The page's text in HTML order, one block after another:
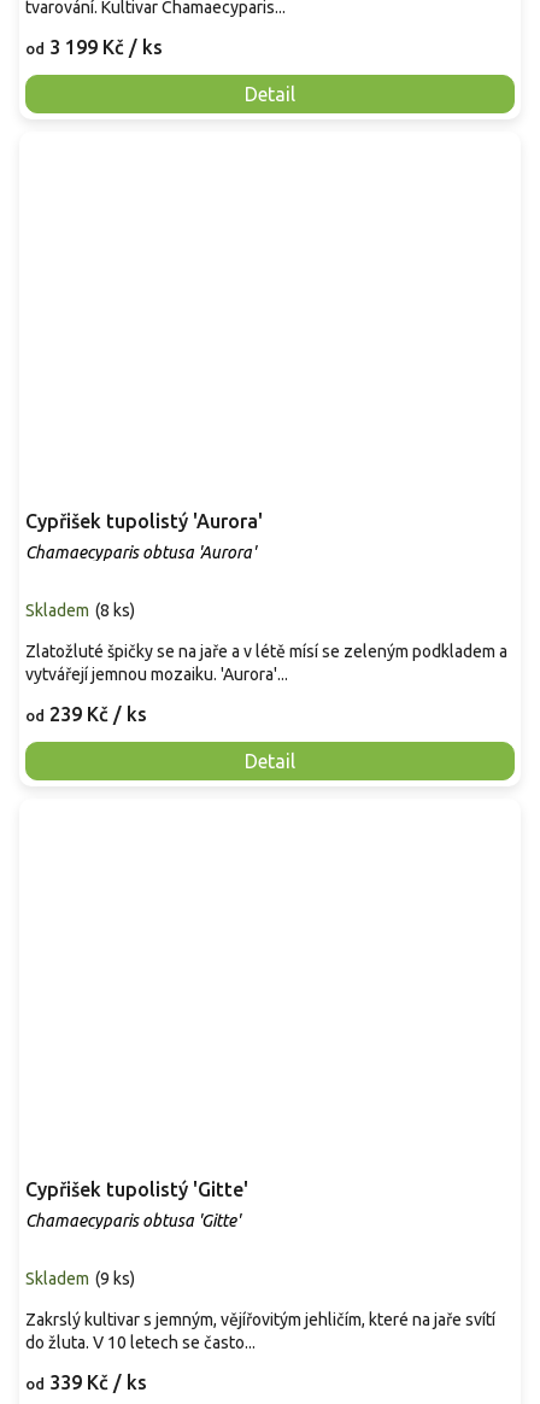
od 3 199 Kč / ks
Detail
tvarování. Kultivar Chamaecyparis...
Cypřišek tupolistý 'Aurora'
Chamaecyparis obtusa 'Aurora'
Skladem (8 ks)
od 239 Kč / ks
Detail
Zlatožluté špičky se na jaře a v létě mísí se zeleným podkladem a
vytvářejí jemnou mozaiku. 'Aurora'...
Cypřišek tupolistý 'Gitte'
Chamaecyparis obtusa 'Gitte'
Skladem (9 ks)
od 339 Kč / ks
Zakrslý kultivar s jemným, vějířovitým jehličím, které na jaře svítí
do žluta. V 10 letech se často...